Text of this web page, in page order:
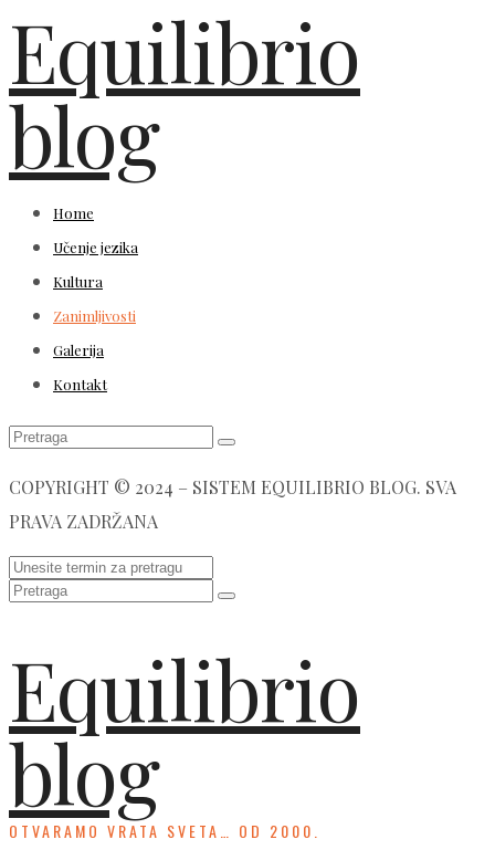
Equilibrio
blog
Home
Učenje jezika
Kultura
Zanimljivosti
Galerija
Kontakt
COPYRIGHT © 2024 – SISTEM EQUILIBRIO BLOG. SVA
PRAVA ZADRŽANA
Equilibrio
blog
OTVARAMO VRATA SVETA… OD 2000.